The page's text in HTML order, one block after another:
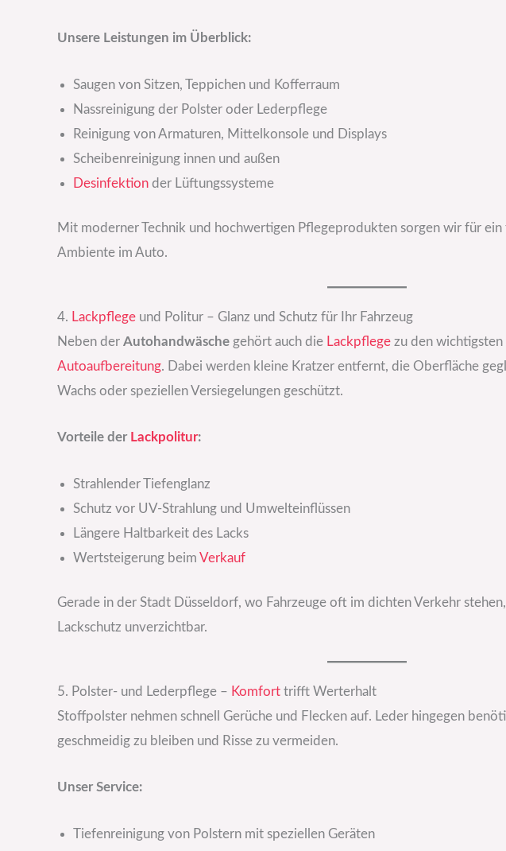
Unsere Leistungen im Überblick:
Saugen von Sitzen, Teppichen und Kofferraum
Nassreinigung der Polster oder Lederpflege
Reinigung von Armaturen, Mittelkonsole und Displays
Scheibenreinigung innen und außen
Desinfektion der Lüftungssysteme
Mit moderner Technik und hochwertigen Pflegeprodukten sorgen wir für ein
Ambiente im Auto.
4. Lackpflege und Politur – Glanz und Schutz für Ihr Fahrzeug
Neben der Autohandwäsche gehört auch die Lackpflege zu den
Autoaufbereitung. Dabei werden kleine Kratzer entfernt, die Oberfläche
Wachs oder speziellen Versiegelungen geschützt.
Vorteile der Lackpolitur:
Strahlender Tiefenglanz
Schutz vor UV-Strahlung und Umwelteinflüssen
Längere Haltbarkeit des Lacks
Wertsteigerung beim Verkauf
Gerade in der Stadt Düsseldorf, wo Fahrzeuge oft im dichten Verkehr
Lackschutz unverzichtbar.
5. Polster- und Lederpflege – Komfort trifft Werterhalt
Stoffpolster nehmen schnell Gerüche und Flecken auf. Leder hingegen
geschmeidig zu bleiben und Risse zu vermeiden.
Unser Service:
Tiefenreinigung von Polstern mit speziellen Geräten